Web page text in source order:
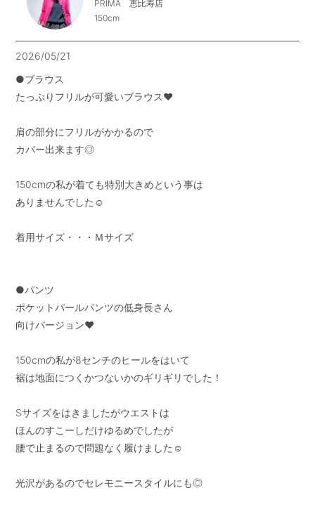
PRIMA 恵比寿店
150cm
2026/05/21
●ブラウス
たっぷりフリルが可愛いブラウス❤︎
肩の部分にフリルがかかるので
カバー出来ます◎
150cmの私が着ても特別大きめという事は
ありませんでした☺︎
着用サイズ・・・Ｍサイズ
●パンツ
ポケットパールパンツの低身長さん
向けバージョン❤︎
150cmの私が8センチのヒールをはいて
裾は地面につくかつないかのギリギリでした！
Sサイズをはきましたがウエストは
ほんのすこーしだけゆるめでしたが
腰で止まるので問題なく履けました☺︎
光沢があるのでセレモニースタイルにも◎